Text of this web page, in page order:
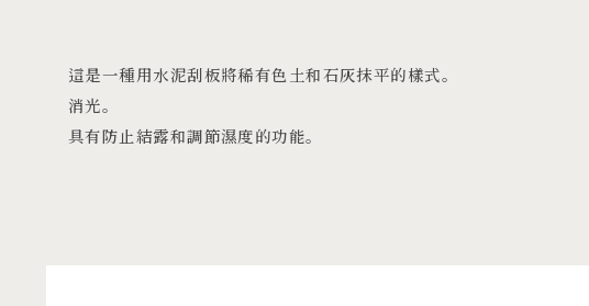
這是一種用水泥刮板將稀有色土和石灰抹平的樣式。
消光。
具有防止結露和調節濕度的功能。